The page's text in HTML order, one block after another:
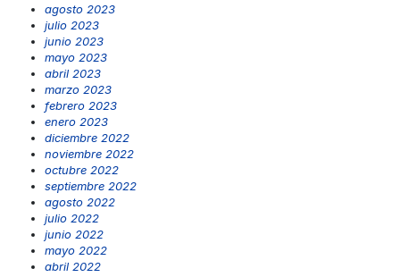
agosto 2023
julio 2023
junio 2023
mayo 2023
abril 2023
marzo 2023
febrero 2023
enero 2023
diciembre 2022
noviembre 2022
octubre 2022
septiembre 2022
agosto 2022
julio 2022
junio 2022
mayo 2022
abril 2022